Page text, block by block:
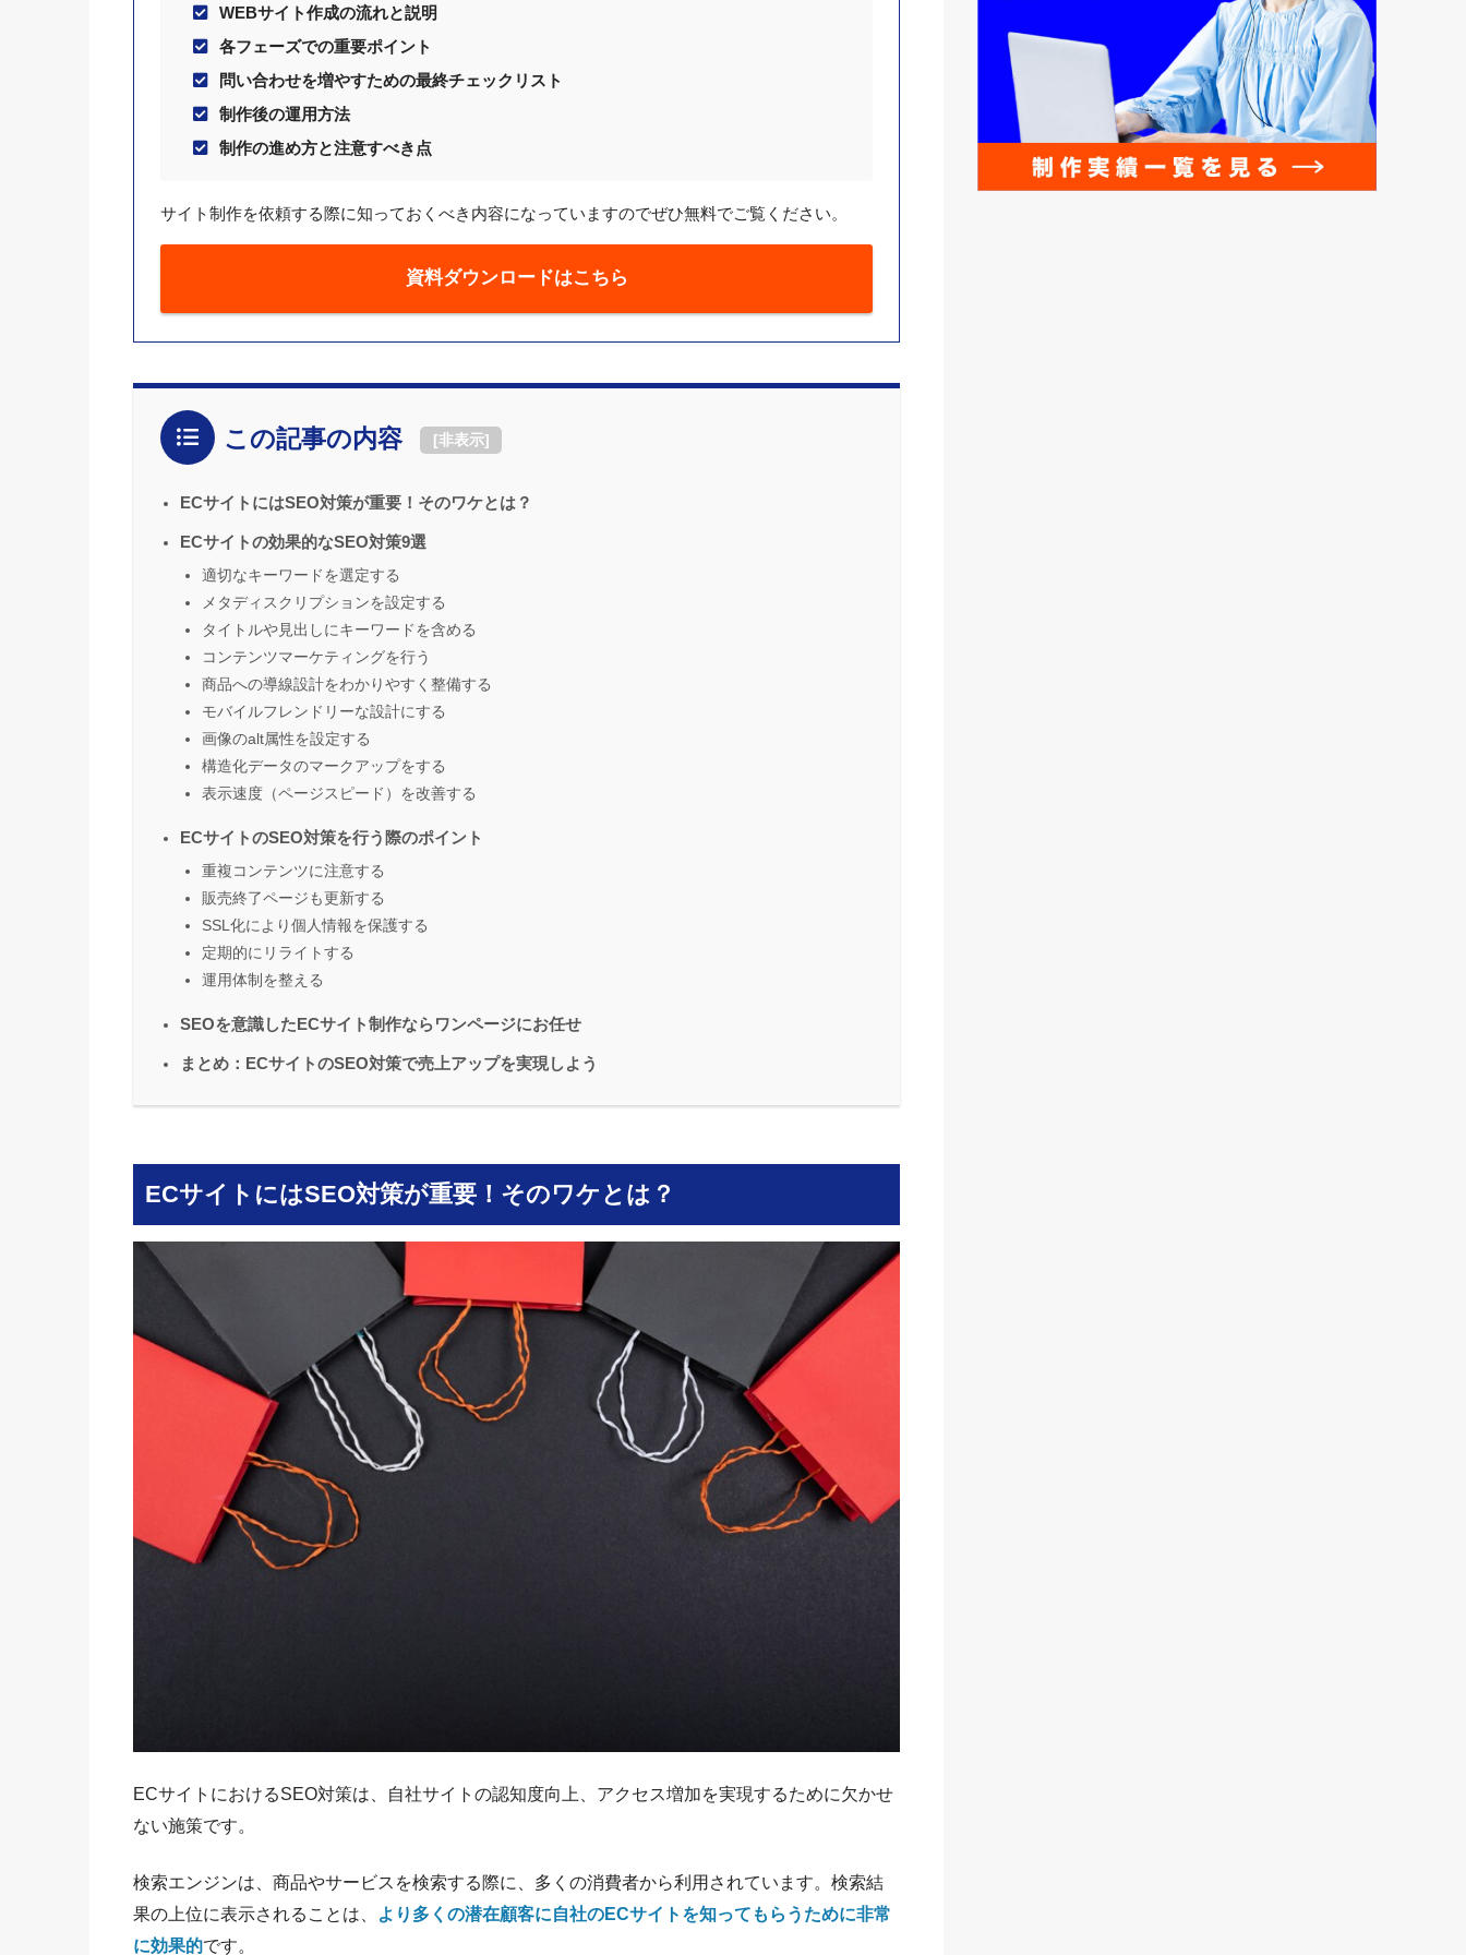
WEBサイト作成の流れと説明
各フェーズでの重要ポイント
問い合わせを増やすための最終チェックリスト
制作後の運用方法
制作の進め方と注意すべき点
サイト制作を依頼する際に知っておくべき内容になっていますのでぜひ無料でご覧ください。
資料ダウンロードはこちら
この記事の内容 [非表示]
ECサイトにはSEO対策が重要！そのワケとは？
ECサイトの効果的なSEO対策9選
適切なキーワードを選定する
メタディスクリプションを設定する
タイトルや見出しにキーワードを含める
コンテンツマーケティングを行う
商品への導線設計をわかりやすく整備する
モバイルフレンドリーな設計にする
画像のalt属性を設定する
構造化データのマークアップをする
表示速度（ページスピード）を改善する
ECサイトのSEO対策を行う際のポイント
重複コンテンツに注意する
販売終了ページも更新する
SSL化により個人情報を保護する
定期的にリライトする
運用体制を整える
SEOを意識したECサイト制作ならワンページにお任せ
まとめ：ECサイトのSEO対策で売上アップを実現しよう
ECサイトにはSEO対策が重要！そのワケとは？
ECサイトにおけるSEO対策は、自社サイトの認知度向上、アクセス増加を実現するために欠かせ
ない施策です。
検索エンジンは、商品やサービスを検索する際に、多くの消費者から利用されています。検索結
果の上位に表示されることは、
より多くの潜在顧客に自社のECサイトを知ってもらうために非常
に効果的です。